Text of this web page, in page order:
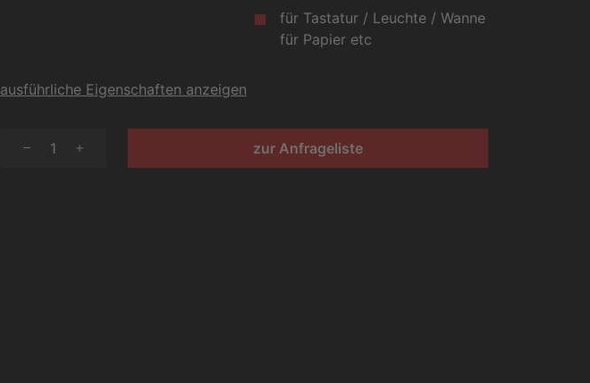
für Tastatur / Leuchte / Wanne
für Papier etc
ausführliche Eigenschaften anzeigen
1 zur Anfrageliste